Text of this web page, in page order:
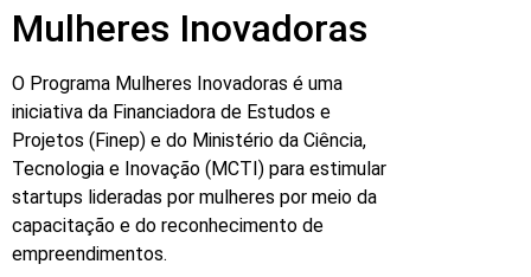
Mulheres Inovadoras
O Programa Mulheres Inovadoras é uma
iniciativa da Financiadora de Estudos e
Projetos (Finep) e do Ministério da Ciência,
Tecnologia e Inovação (MCTI) para estimular
startups lideradas por mulheres por meio da
capacitação e do reconhecimento de
empreendimentos.